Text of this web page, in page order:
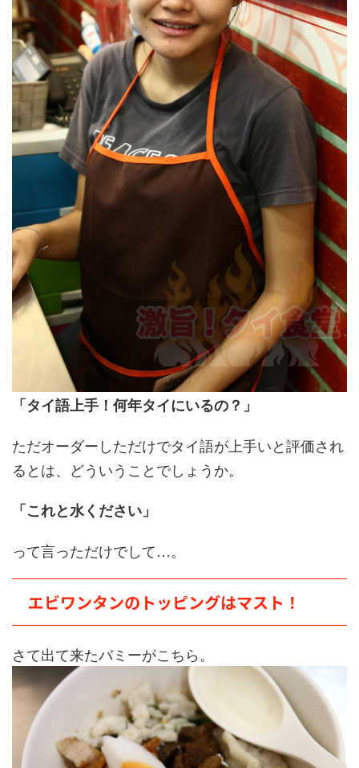
「タイ語上手！何年タイにいるの？」
ただオーダーしただけでタイ語が上手いと評価され
るとは、どういうことでしょうか。
「これと水ください」
って言っただけでして…。
エビワンタンのトッピングはマスト！
さて出て来たバミーがこちら。